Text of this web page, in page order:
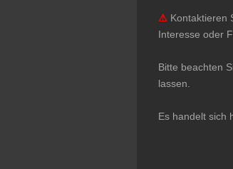
⚠ Kontaktieren
Interesse oder
Bitte beachten
lassen.
Es handelt sich